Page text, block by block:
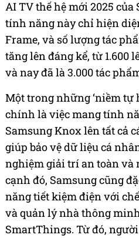
AI TV thế hệ mới 2025
tính năng này chỉ hiện
Frame, và số lượng tác
tăng lên đáng kể, từ 1.600
và nay đã là 3.000 tác
Một trong những ‘niềm tự
chính là việc mang tính
Samsung Knox lên tất cả
giúp bảo vệ dữ liệu cá
nghiệm giải trí an toàn và
cạnh đó, Samsung cũng
năng tiết kiệm điện với
và quản lý nhà thông
SmartThings. Từ đó,